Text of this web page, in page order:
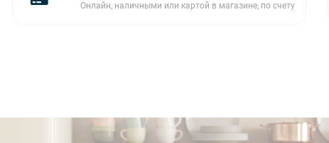
Онлайн, наличными или картой в магазине, по счету